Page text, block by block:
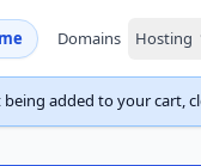
Domains Hosting
added to your cart,